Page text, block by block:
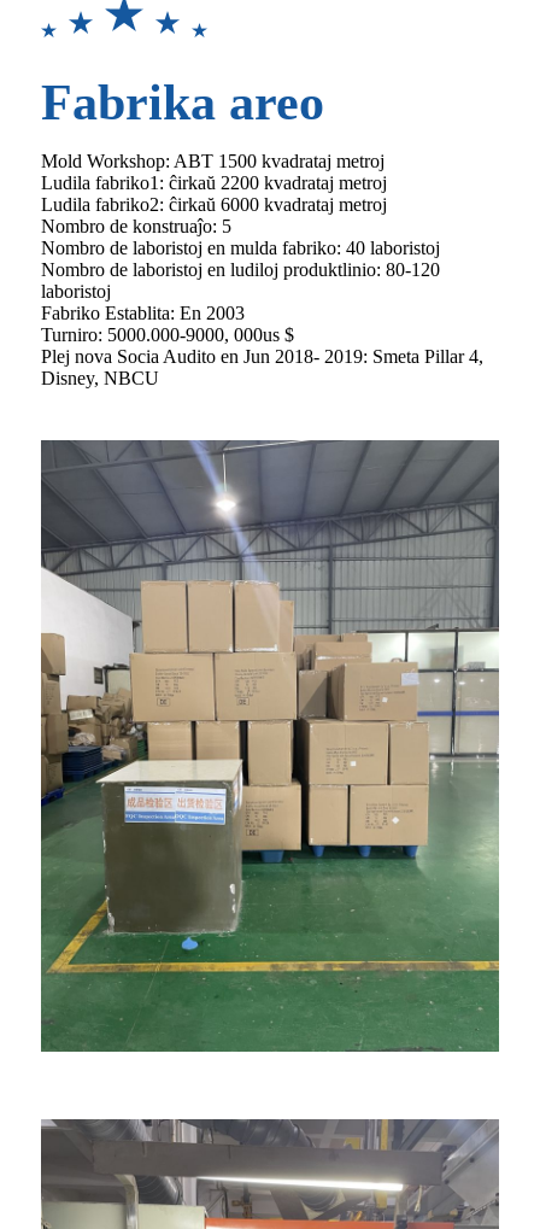
Fabrika areo
Mold Workshop: ABT 1500 kvadrataj metroj
Ludila fabriko1: ĉirkaŭ 2200 kvadrataj metroj
Ludila fabriko2: ĉirkaŭ 6000 kvadrataj metroj
Nombro de konstruaĵo: 5
Nombro de laboristoj en mulda fabriko: 40 laboristoj
Nombro de laboristoj en ludiloj produktlinio: 80-120
laboristoj
Fabriko Establita: En 2003
Turniro: 5000.000-9000, 000us $
Plej nova Socia Audito en Jun 2018- 2019: Smeta Pillar 4,
Disney, NBCU